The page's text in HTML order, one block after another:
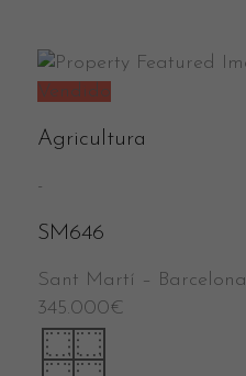
Vendido
Agricultura
-
SM646
Sant Martí – Barcelona
345.000€